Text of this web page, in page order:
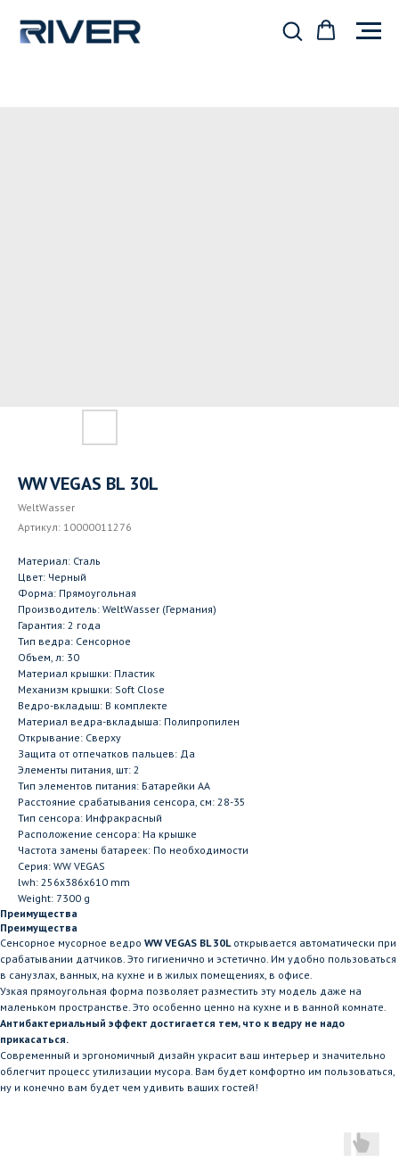
WW VEGAS BL 30L
WeltWasser
Артикул: 10000011276
Материал: Сталь
Цвет: Черный
Форма: Прямоугольная
Производитель: WeltWasser (Германия)
Гарантия: 2 года
Тип ведра: Сенсорное
Объем, л: 30
Материал крышки: Пластик
Механизм крышки: Soft Close
Ведро-вкладыш: В комплекте
Материал ведра-вкладыша: Полипропилен
Открывание: Сверху
Защита от отпечатков пальцев: Да
Элементы питания, шт: 2
Тип элементов питания: Батарейки AA
Расстояние срабатывания сенсора, см: 28-35
Тип сенсора: Инфракрасный
Расположение сенсора: На крышке
Частота замены батареек: По необходимости
Серия: WW VEGAS
lwh: 256x386x610 mm
Weight: 7300 g
Преимущества
Преимущества
Сенсорное мусорное ведро WW VEGAS BL 30Lоткрывается автоматически при
срабатывании датчиков. Это гигиенично и эстетично. Им удобно пользоваться
в санузлах, ванных, на кухне и в жилых помещениях, в офисе.
Узкая прямоугольная форма позволяет разместить эту модель даже на
маленьком пространстве. Это особенно ценно на кухне и в ванной комнате.
Антибактериальный эффект достигается тем, что к ведру не надо
прикасаться.
Современный и эргономичный дизайн украсит ваш интерьер и значительно
облегчит процесс утилизации мусора. Вам будет комфортно им пользоваться,
ну и конечно вам будет чем удивить ваших гостей!